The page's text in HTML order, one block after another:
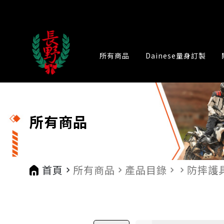
所有商品 Dainese量身訂製
所有商品
首頁 navigate_next 所有商品 navigate_next 產品目錄 navigate_next navigate_next 防摔護